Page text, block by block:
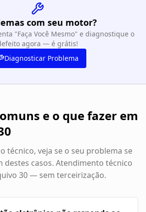
com seu motor?
"Faça Você Mesmo" e diagnostique o
agora — é grátis!
Diagnosticar Problema
e o que fazer em
técnico, veja se o seu problema se
destes casos. Atendimento técnico
30— sem terceirização.